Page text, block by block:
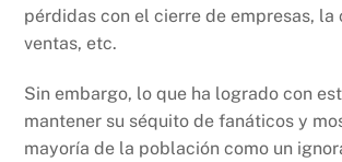
pérdidas con el cierre de empresas, la
ventas, etc.
Sin embargo, lo que ha logrado con
mantener su séquito de fanáticos y
mayoría de la población como un